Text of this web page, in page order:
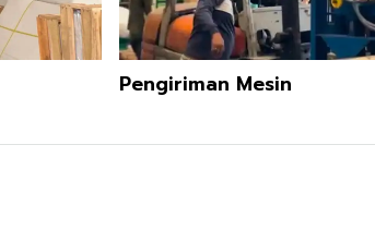
Pengiriman Mesin